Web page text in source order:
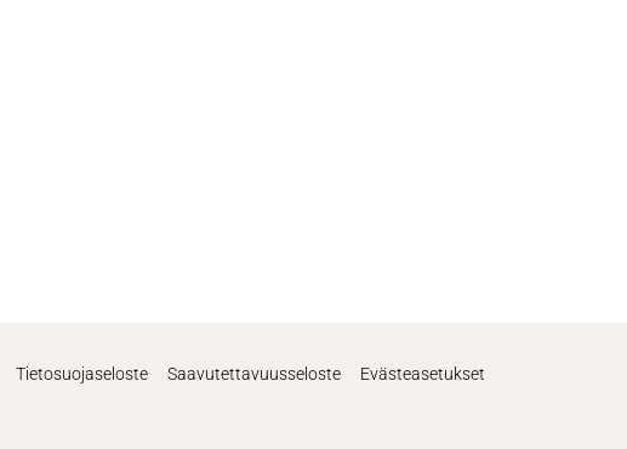
Tietosuojaseloste Saavutettavuusseloste Evästeasetukset